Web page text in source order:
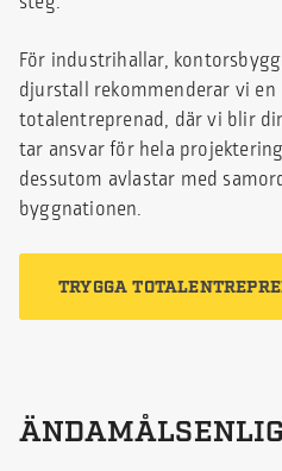
För industrihallar,
djurstall rekommenderar vi
totalentreprenad, där vi blir
tar ansvar för hela
dessutom avlastar med
byggnationen.
TRYGGA